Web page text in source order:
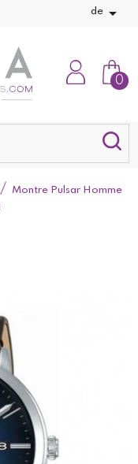
de 
0
Montre Pulsar Homme